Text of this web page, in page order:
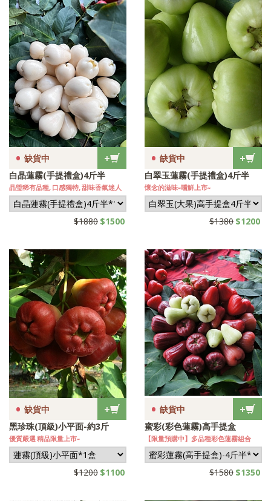
+
• 缺貨中
白晶蓮霧(手提禮盒)4斤半
晶瑩稀有品種, 口感獨特, 甜味香氣迷人
$1880 $1500
+
• 缺貨中
白翠玉蓮霧(手提禮盒)4斤半
懷念的滋味~嚐鮮上市~
$1380 $1200
+
• 缺貨中
黑珍珠(頂級)小平面-約3斤
優質嚴選 精品限量上市~
$1200 $1100
+
• 缺貨中
蜜彩(彩色蓮霧)高手提盒
【限量預購中】多品種彩色蓮霧組合
$1580 $1350